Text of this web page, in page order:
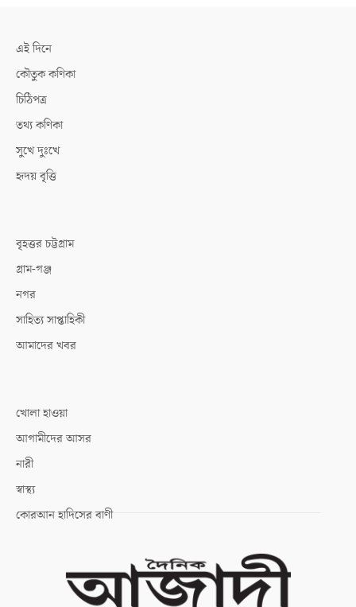
এই দিনে
কৌতুক কণিকা
চিঠিপত্র
তথ্য কণিকা
সুখে দুঃখে
হৃদয় বৃত্তি
বৃহত্তর চট্টগ্রাম
গ্রাম-গঞ্জ
নগর
সাহিত্য সাপ্তাহিকী
আমাদের খবর
খোলা হাওয়া
আগামীদের আসর
নারী
স্বাস্থ্য
কোরআন হাদিসের বাণী